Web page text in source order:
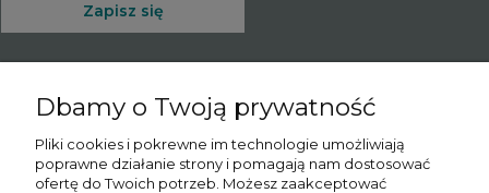
Zapisz się
Informacje
Dbamy o Twoją prywatność
Pliki cookies i pokrewne im technologie umożliwiają
poprawne działanie strony i pomagają nam dostosować
ofertę do Twoich potrzeb. Możesz zaakceptować